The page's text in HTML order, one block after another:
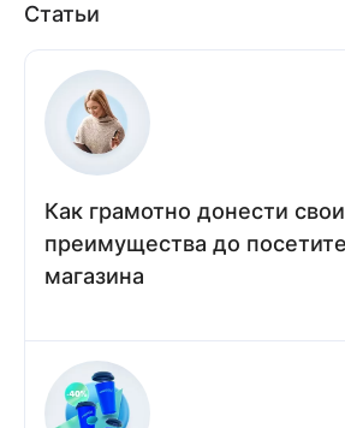
Статьи
Как грамотно донести свои
преимущества до
магазина